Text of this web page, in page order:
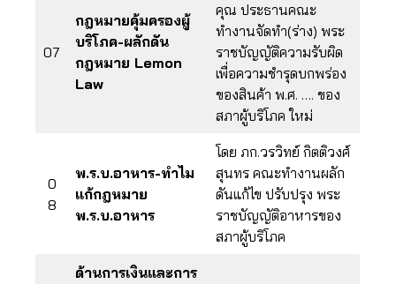
07
กฎหมายคุ้มครองผู้
บริโภค-ผลักดัน
กฎหมาย Lemon
Law
คุณ ประธานคณะ
ทำงานจัดทำ(ร่าง) พระ
ราชบัญญัติความรับผิด
เพื่อความชำรุดบกพร่อง
ของสินค้า พ.ศ. …. ของ
สภาผู้บริโภค ใหม่
0
8
พ.ร.บ.อาหาร-ทำไม
แก้กฎหมาย
พ.ร.บ.อาหาร
โดย ภก.วรวิทย์ กิตติวงศ์
สุนทร คณะทำงานผลัก
ดันแก้ไข ปรับปรุง พระ
ราชบัญญัติอาหารของ
สภาผู้บริโภค
ด้านการเงินและการ